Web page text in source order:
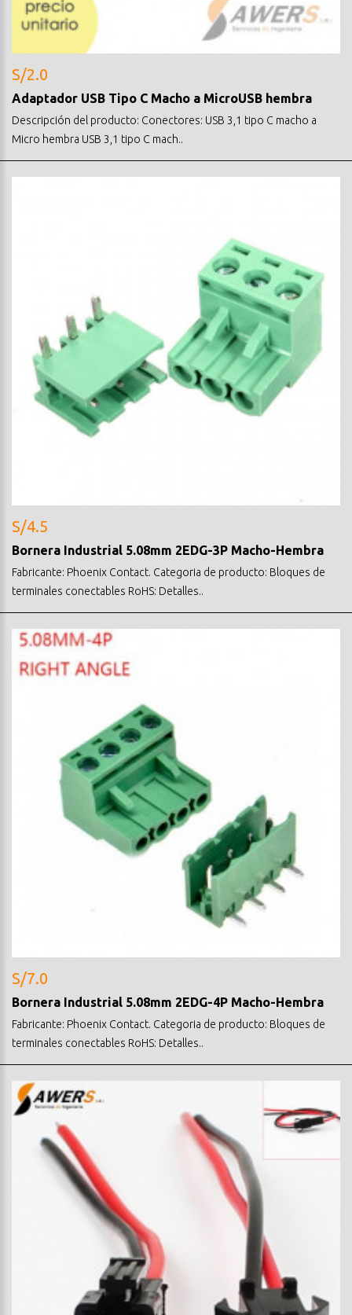
S/2.0
Adaptador USB Tipo C Macho a MicroUSB hembra
Descripción del producto: Conectores: USB 3,1 tipo C macho a
Micro hembra USB 3,1 tipo C mach..
S/4.5
Bornera Industrial 5.08mm 2EDG-3P Macho-Hembra
Fabricante: Phoenix Contact. Categoria de producto: Bloques de
terminales conectables RoHS: Detalles..
S/7.0
Bornera Industrial 5.08mm 2EDG-4P Macho-Hembra
Fabricante: Phoenix Contact. Categoria de producto: Bloques de
terminales conectables RoHS: Detalles..